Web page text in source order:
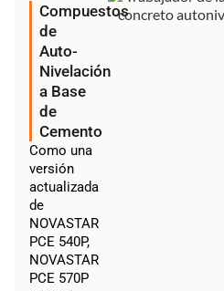
Compuestos
de
Auto-
Nivelación
a Base
de
Cemento
Como una
versión
actualizada
de
NOVASTAR
PCE 540P,
NOVASTAR
PCE 570P